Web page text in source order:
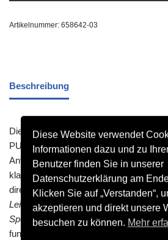
Artikelnummer: 658642-03
Beschreibung
Die PUMA teamGOAL Trainingshose
PUMA Teamsport-Sortiment. Speziell
Anforderungen von
klar auf haltbarer Qualität und einem
direkt ab dem ersten Teil.Darum ist das
Leistungstipp für dich, wenn du privat
Sporausstattung suchst.Schauen wir
funktionale Stück Trainingsbekleidung
Diese Website verwendet
Informationen dazu und zu
Benutzer finden Sie in unserer
Datenschutzerklärung am
Klicken Sie auf „Verstanden“,
akzeptieren und direkt unsere
besuchen zu können. Mehr